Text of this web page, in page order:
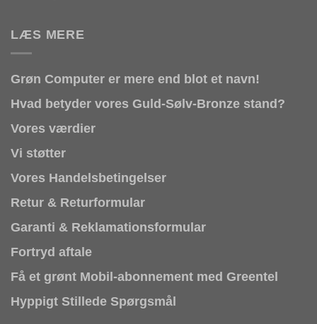
LÆS MERE
Grøn Computer er mere end blot et navn!
Hvad betyder vores Guld-Sølv-Bronze stand?
Vores værdier
Vi støtter
Vores Handelsbetingelser
Retur & Returformular
Garanti & Reklamationsformular
Fortryd aftale
Få et grønt Mobil-abonnement med Greentel
Hyppigt Stillede Spørgsmål